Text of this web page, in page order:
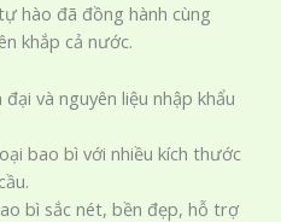
hào đã đồng hành cùng
khắp cả nước.
và nguyên liệu nhập khẩu
bao bì với nhiều kích thước
bì sắc nét, bền đẹp, hỗ trợ